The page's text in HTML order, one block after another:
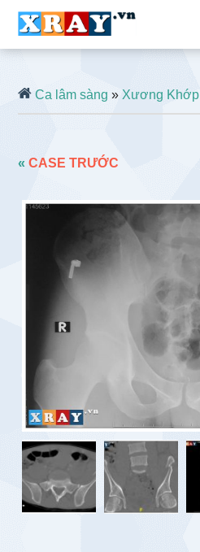
Ca lâm sàng »Xương Khớp
«CASE TRƯỚC